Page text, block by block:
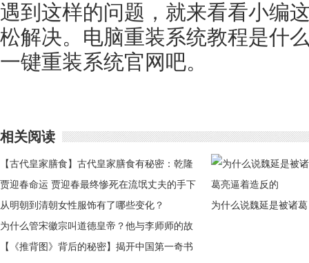
遇到这样的问题，就来看看小编
松解决。电脑重装系统教程是什
一键重装系统官网吧。
相关阅读
【古代皇家膳食】古代皇家膳食有秘密：乾隆
光绪慈禧都爱吃什么
贾迎春命运 贾迎春最终惨死在流氓丈夫的手下
吗
从明朝到清朝女性服饰有了哪些变化？
为什么管宋徽宗叫道德皇帝？他与李师师的故
事
【《推背图》背后的秘密】揭开中国第一奇书
为什么说魏延是被诸葛